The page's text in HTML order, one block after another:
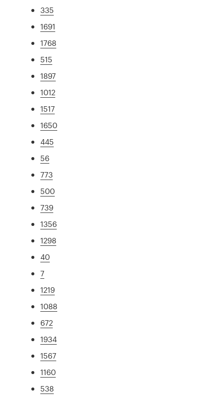
335
1691
1768
515
1897
1012
1517
1650
445
56
773
500
739
1356
1298
40
7
1219
1088
672
1934
1567
1160
538